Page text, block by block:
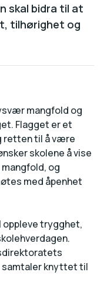
skal bidra til at
tilhørighet og
mangfold og
Flagget er et
retten til å være
skolene å vise
og
med åpenhet
oppleve trygghet,
samtaler knyttet til